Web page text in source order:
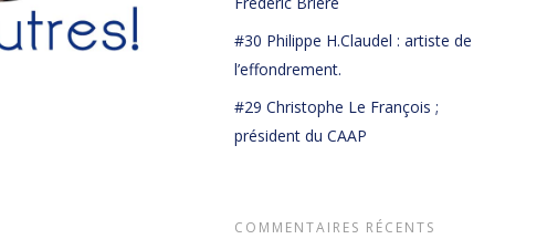
#30 Philippe H.Claudel : artiste de
l’effondrement.
#29 Christophe Le François ;
président du CAAP
COMMENTAIRES RÉCENTS